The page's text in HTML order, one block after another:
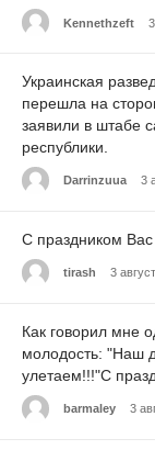
Kennethzeft
Украинская
перешла на
заявили в штабе
республики.
Darrinzuua 3
С праздником
tirash 3
Как говорил мне
молодость: "Наш
улетаем!!!"С
barmaley 3